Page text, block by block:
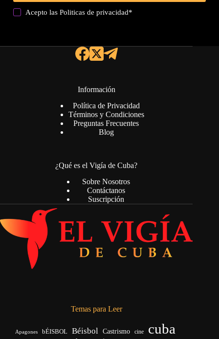
Acepto lasPoliticas de privacidad*
Información
Política de Privacidad
Términos y Condiciones
Preguntas Frecuentes
Blog
¿Qué es el Vigía de Cuba?
Sobre Nosotros
Contáctanos
Suscripción
Temas para Leer
Apagones bÉISBOL Béisbol Castrismo cine cuba